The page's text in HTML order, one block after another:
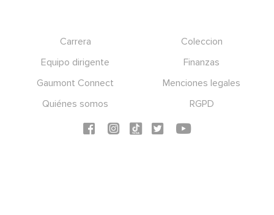
Carrera
Coleccion
Equipo dirigente
Finanzas
Gaumont Connect
Menciones legales
Quiénes somos
RGPD
Social icons